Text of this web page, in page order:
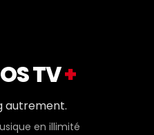
TV+
autrement.
en illimité